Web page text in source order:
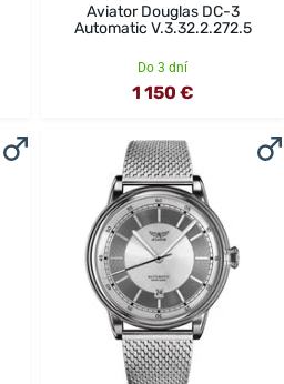
Aviator Douglas DC-3
Automatic V.3.32.2.272.5
Do 3 dní
1 150 €